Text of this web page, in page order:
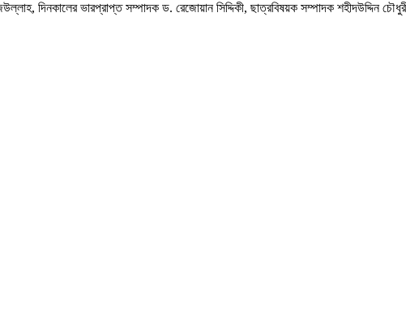
দিনকালের ভারপ্রাপ্ত সম্পাদক ড. রেজোয়ান সিদ্দিকী, ছাত্রবিষয়ক সম্পাদক শহীদউদ্দিন